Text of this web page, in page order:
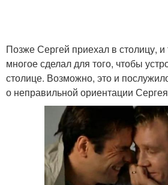
Позже Сергей приехал в столицу,
многое сделал для того, чтобы
столице. Возможно, это и
о неправильной ориентации